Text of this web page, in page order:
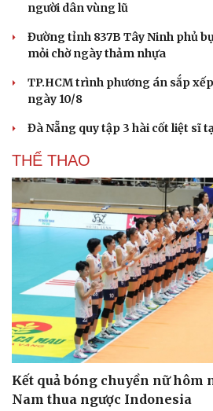
Sức khỏe
Dinh dưỡng - món ngon
Đời
Nhà
người dân vùng lũ
Đường tỉnh 837B Tây Ninh phủ
mỏi chờ ngày thảm nhựa
TP.HCM trình phương án sắp
ngày 10/8
Đà Nẵng quy tập 3 hài cốt liệt sĩ
THỂ THAO
Kết quả bóng chuyền nữ hôm
Nam thua ngược Indonesia